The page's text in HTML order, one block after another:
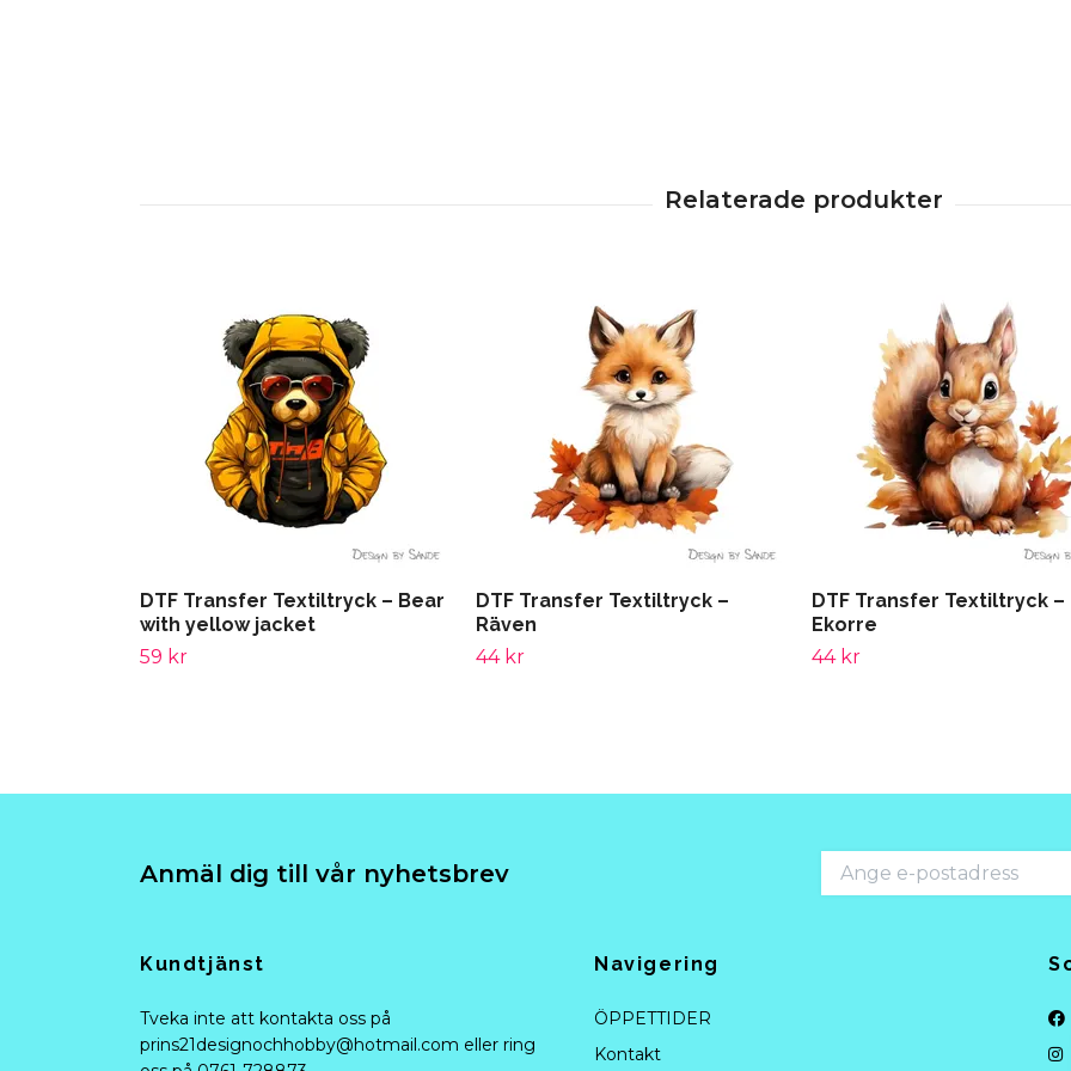
DTF Transfer Textiltryck – Bear
with yellow jacket
59 kr
DTF Transfer Textiltryck –
Räven
44 kr
DTF Transfer Textiltryck –
Ekorre
44 kr
Anmäl dig till vår nyhetsbrev
Kundtjänst
Tveka inte att kontakta oss på
prins21designochhobby@hotmail.com eller ring
Navigering
ÖPPETTIDER
Kontakt